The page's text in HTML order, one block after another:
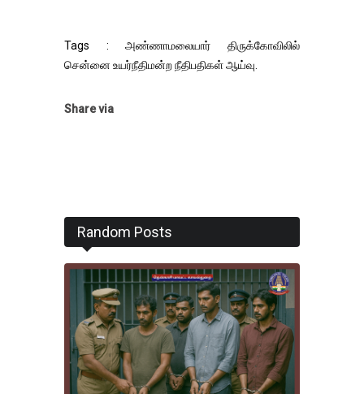
Tags : அண்ணாமலையார் திருக்கோவிலில்
சென்னை உயர்நீதிமன்ற நீதிபதிகள் ஆய்வு.
Share via
Random Posts